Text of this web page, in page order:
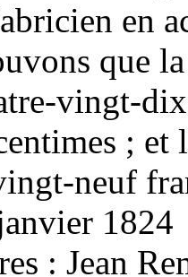
en
que
vingt-
; et
neuf
1824
: Jean